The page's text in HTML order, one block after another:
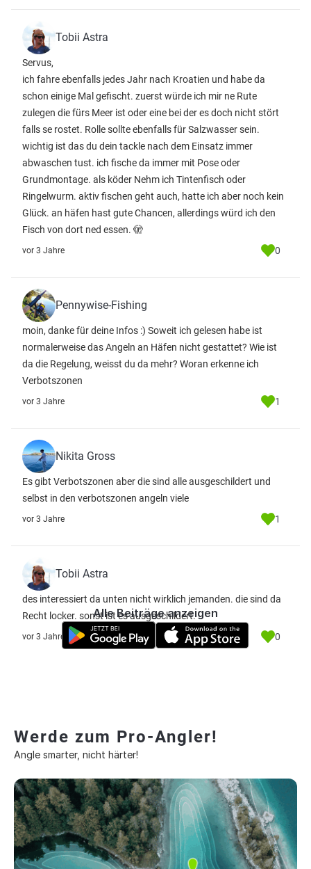
Tobii Astra
Servus,
ich fahre ebenfalls jedes Jahr nach Kroatien und habe da
schon einige Mal gefischt. zuerst würde ich mir ne Rute
zulegen die fürs Meer ist oder eine bei der es doch nicht stört
falls se rostet. Rolle sollte ebenfalls für Salzwasser sein.
wichtig ist das du dein tackle nach dem Einsatz immer
abwaschen tust. ich fische da immer mit Pose oder
Grundmontage. als köder Nehm ich Tintenfisch oder
Ringelwurm. aktiv fischen geht auch, hatte ich aber noch kein
Glück. an häfen hast gute Chancen, allerdings würd ich den
Fisch von dort ned essen. 🫣
vor 3 Jahre 0
Pennywise-Fishing
moin, danke für deine Infos :) Soweit ich gelesen habe ist
normalerweise das Angeln an Häfen nicht gestattet? Wie ist
da die Regelung, weisst du da mehr? Woran erkenne ich
Verbotszonen
vor 3 Jahre 1
Nikita Gross
Es gibt Verbotszonen aber die sind alle ausgeschildert und
selbst in den verbotszonen angeln viele
vor 3 Jahre 1
Tobii Astra
des interessiert da unten nicht wirklich jemanden. die sind da
Recht locker. sonst ist es ausgeschildert.
vor 3 Jahre 0
Alle Beiträge anzeigen
Werde zum Pro-Angler!
Angle smarter, nicht härter!